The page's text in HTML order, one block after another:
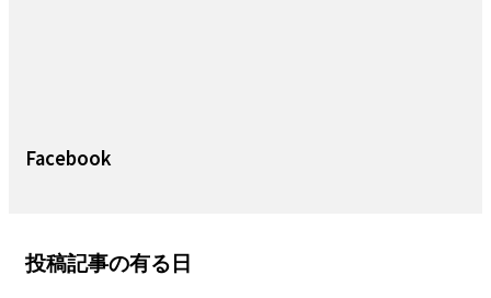
Facebook
投稿記事の有る日